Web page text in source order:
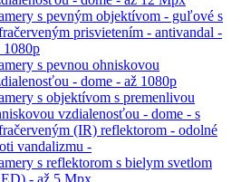
s pevným objektívom - guľové s
prisvietením - antivandal -
1080p
s pevnou ohniskovou
- dome - až 1080p
s objektívom s premenlivou
vzdialenosťou - dome - s
(IR) reflektorom - odolné
vandalizmu -
s reflektorom s bielym svetlom
- až 5 Mpx